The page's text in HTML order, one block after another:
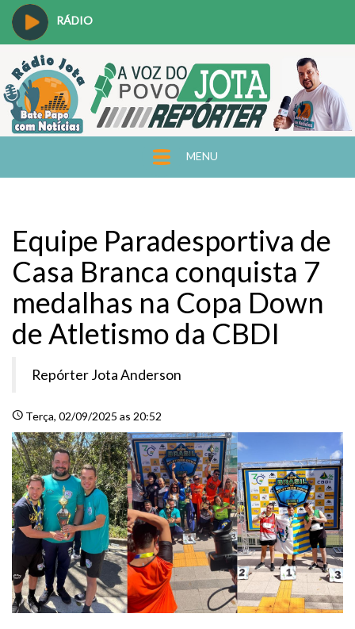
RÁDIO
MENU
Equipe Paradesportiva de
Casa Branca conquista 7
medalhas na Copa Down
de Atletismo da CBDI
Repórter Jota Anderson
schedule Terça, 02/09/2025 as 20:52